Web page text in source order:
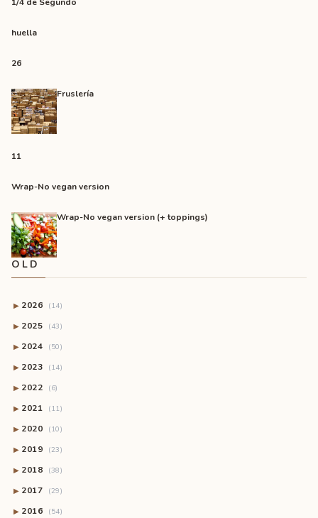
huella
26
Fruslería
11
Wrap-No vegan version
Wrap-No vegan version (+ toppings)
OLD
▶ 2026 (14)
▶ 2025 (43)
▶ 2024 (50)
▶ 2023 (14)
▶ 2022 (6)
▶ 2021 (11)
▶ 2020 (10)
▶ 2019 (23)
▶ 2018 (38)
▶ 2017 (29)
▶ 2016 (54)